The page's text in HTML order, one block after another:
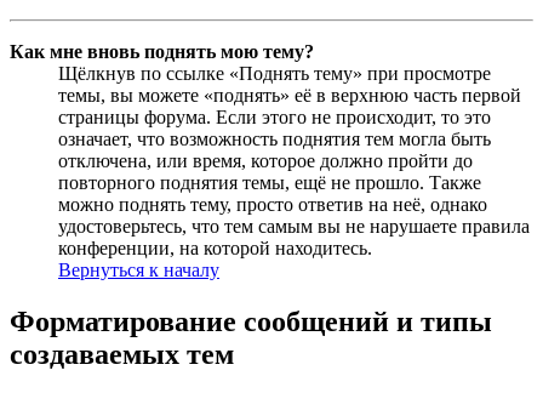
Как мне вновь поднять мою тему?
Щёлкнув по ссылке «Поднять тему» при просмотре
темы, вы можете «поднять» её в верхнюю часть первой
страницы форума. Если этого не происходит, то это
означает, что возможность поднятия тем могла быть
отключена, или время, которое должно пройти до
повторного поднятия темы, ещё не прошло. Также
можно поднять тему, просто ответив на неё, однако
удостоверьтесь, что тем самым вы не нарушаете правила
конференции, на которой находитесь.
Вернуться к началу
Форматирование сообщений и типы
создаваемых тем